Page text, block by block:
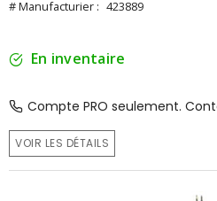
# Manufacturier : 423889
En inventaire
Compte PRO seulement.
VOIR LES DÉTAILS